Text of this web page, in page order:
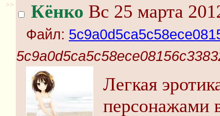
>> Кёнко Вс 25 марта
Файл:
Легкая
персонажами